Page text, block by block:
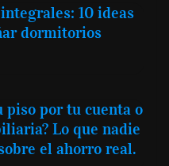
10 ideas
dormitorios
piso por tu cuenta o
Lo que nadie
el ahorro real.